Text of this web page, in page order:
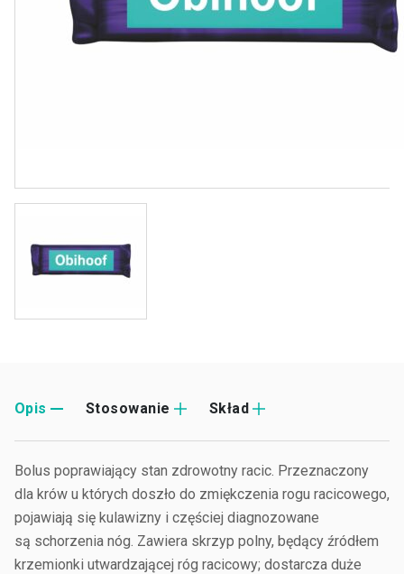
Opis Stosowanie Skład
Bolus poprawiający stan zdrowotny racic. Przeznaczony
dla krów u których doszło do zmiękczenia rogu racicowego,
pojawiają się kulawizny i częściej diagnozowane
są schorzenia nóg. Zawiera skrzyp polny, będący źródłem
krzemionki utwardzającej róg racicowy; dostarcza duże